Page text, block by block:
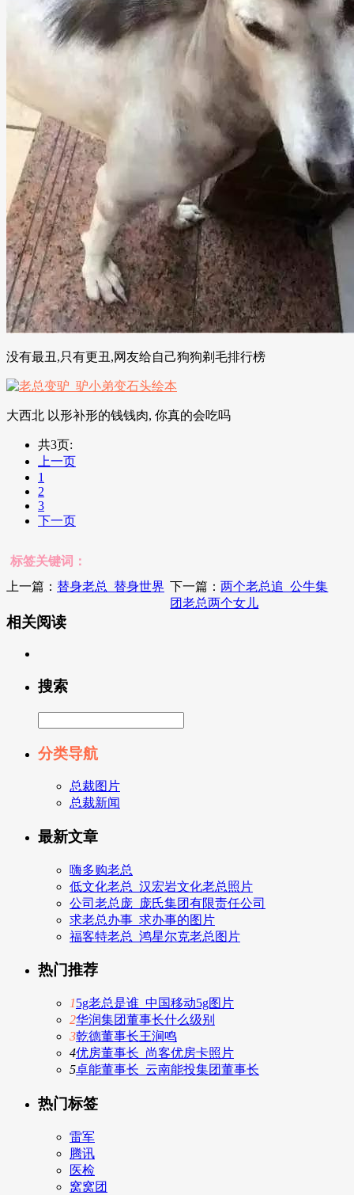
没有最丑,只有更丑,网友给自己狗狗剃毛排行榜
大西北 以形补形的钱钱肉, 你真的会吃吗
共3页:
上一页
1
2
3
下一页
标签关键词：
上一篇： 替身老总_替身世界 下一篇：两个老总追_公牛集
团老总两个女儿
相关阅读
搜索
分类导航
总裁图片
总裁新闻
最新文章
嗨多购老总
低文化老总_汉宏岩文化老总照片
公司老总庞_庞氏集团有限责任公司
求老总办事_求办事的图片
福客特老总_鸿星尔克老总图片
热门推荐
15g老总是谁_中国移动5g图片
2华润集团董事长什么级别
3乾德董事长王涧鸣
4优房董事长_尚客优房卡照片
5卓能董事长_云南能投集团董事长
热门标签
雷军
腾讯
医检
窝窝团